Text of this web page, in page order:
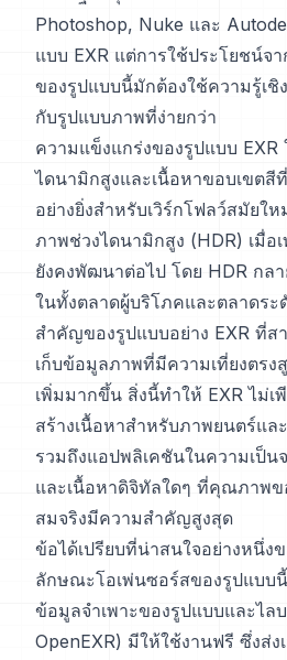
Photoshop, Nuke และ
แบบ EXR แต่การใช้ประโยชน์จ
ของรูปแบบนี้มักต้องใช้ความรู้เชิ
กับรูปแบบภาพที่ง่ายกว่า
ความแข็งแกร่งของรูปแบบ EXR
ไดนามิกสูงและเนื้อหาขอบเขตสี
อย่างยิ่งสำหรับเวิร์กโฟลว์สมัยใ
ภาพช่วงไดนามิกสูง (HDR) เมื่อ
ยังคงพัฒนาต่อไป โดย HDR กล
ในทั้งตลาดผู้บริโภคและตลาดร
สำคัญของรูปแบบอย่าง EXR ที่ส
เก็บข้อมูลภาพที่มีความเที่ยงตรง
เพิ่มมากขึ้น สิ่งนี้ทำให้ EXR ไม่เ
สร้างเนื้อหาสำหรับภาพยนตร์แล
รวมถึงแอปพลิเคชันในความเป็น
และเนื้อหาดิจิทัลใดๆ ที่คุณภาพ
สมจริงมีความสำคัญสูงสุด
ข้อได้เปรียบที่น่าสนใจอย่างหนึ่ง
ลักษณะโอเพ่นซอร์สของรูปแบบ
ข้อมูลจำเพาะของรูปแบบและไล
OpenEXR) มีให้ใช้งานฟรี ซึ่งส่ง